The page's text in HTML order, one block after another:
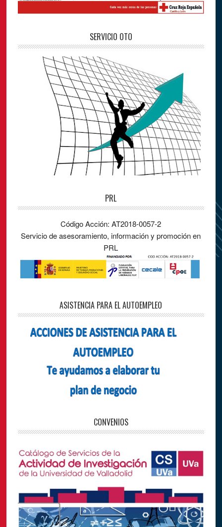
SERVICIO OTO
PRL
Código Acción: AT2018-0057-2
Servicio de asesoramiento, información y promoción en
PRL
ASISTENCIA PARA EL AUTOEMPLEO
CONVENIOS